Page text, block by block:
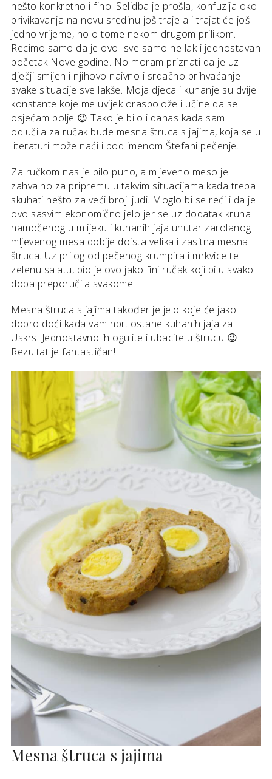
nešto konkretno i fino. Selidba je prošla, konfuzija oko
privikavanja na novu sredinu još traje a i trajat će još
jedno vrijeme, no o tome nekom drugom prilikom.
Recimo samo da je ovo sve samo ne lak i jednostavan
početak Nove godine. No moram priznati da je uz
dječji smijeh i njihovo naivno i srdačno prihvaćanje
svake situacije sve lakše. Moja djeca i kuhanje su dvije
konstante koje me uvijek oraspolože i učine da se
osjećam bolje 😉 Tako je bilo i danas kada sam
odlučila za ručak bude mesna štruca s jajima, koja se u
literaturi može naći i pod imenom Štefani pečenje.
Za ručkom nas je bilo puno, a mljeveno meso je
zahvalno za pripremu u takvim situacijama kada treba
skuhati nešto za veći broj ljudi. Moglo bi se reći i da je
ovo sasvim ekonomično jelo jer se uz dodatak kruha
namočenog u mlijeku i kuhanih jaja unutar zarolanog
mljevenog mesa dobije doista velika i zasitna mesna
štruca. Uz prilog od pečenog krumpira i mrkvice te
zelenu salatu, bio je ovo jako fini ručak koji bi u svako
doba preporučila svakome.
Mesna štruca s jajima također je jelo koje će jako
dobro doći kada vam npr. ostane kuhanih jaja za
Uskrs. Jednostavno ih ogulite i ubacite u štrucu 😉
Rezultat je fantastičan!
Mesna štruca s jajima